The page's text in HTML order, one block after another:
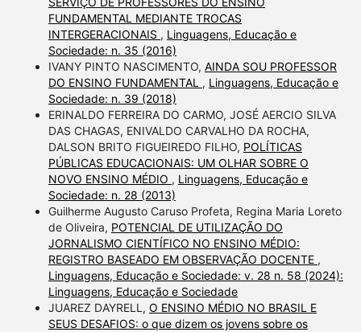
FUNDAMENTAL MEDIANTE TROCAS
INTERGERACIONAIS , Linguagens, Educação e
Sociedade: n. 35 (2016)
IVANY PINTO NASCIMENTO, AINDA SOU PROFESSOR
DO ENSINO FUNDAMENTAL , Linguagens, Educação e
Sociedade: n. 39 (2018)
ERINALDO FERREIRA DO CARMO, JOSÉ AERCIO SILVA
DAS CHAGAS, ENIVALDO CARVALHO DA ROCHA,
DALSON BRITO FIGUEIREDO FILHO, POLÍTICAS
PÚBLICAS EDUCACIONAIS: UM OLHAR SOBRE O
NOVO ENSINO MÉDIO , Linguagens, Educação e
Sociedade: n. 28 (2013)
Guilherme Augusto Caruso Profeta, Regina Maria Loreto
de Oliveira, POTENCIAL DE UTILIZAÇÃO DO
JORNALISMO CIENTÍFICO NO ENSINO MÉDIO:
REGISTRO BASEADO EM OBSERVAÇÃO DOCENTE ,
Linguagens, Educação e Sociedade: v. 28 n. 58 (2024):
Linguagens, Educação e Sociedade
JUAREZ DAYRELL, O ENSINO MÉDIO NO BRASIL E
SEUS DESAFIOS: o que dizem os jovens sobre os